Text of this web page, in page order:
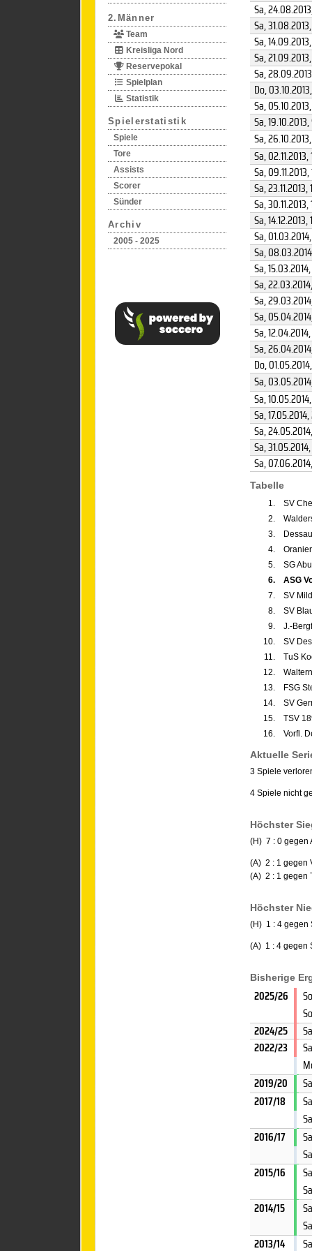
2.Männer
Team
Kreisliga Nord
Reservepokal
Spielplan
Statistik
Spielerstatistik
Spiele
Tore
Assists
Scorer
Sünder
Archiv
2005 - 2025
Sa, 24.08.2013
Sa, 31.08.2013
Sa, 14.09.2013
Sa, 21.09.2013
Sa, 28.09.2013
Do, 03.10.2013
Sa, 05.10.2013
Sa, 19.10.2013,
Sa, 26.10.2013
Sa, 02.11.2013,
Sa, 09.11.2013,
Sa, 23.11.2013,
Sa, 30.11.2013,
Sa, 14.12.2013,
Sa, 01.03.2014
Sa, 08.03.2014
Sa, 15.03.2014
Sa, 22.03.2014
Sa, 29.03.2014
Sa, 05.04.2014
Sa, 12.04.2014
Sa, 26.04.2014
Do, 01.05.2014
Sa, 03.05.2014
Sa, 10.05.2014
Sa, 17.05.2014,
Sa, 24.05.2014
Sa, 31.05.2014
Sa, 07.06.2014
Tabelle
1.
SV
2.
3.
4.
5.
SG
6.
ASG
7.
SV
8.
SV
9.
J.-
10.
SV
11.
TuS
12.
13.
FSG
14.
SV
15.
TSV
16.
Vorfl.
Aktuelle
3 Spiele
4 Spiele nicht
Höchster
(H) 7 : 0 gegen
(A) 2 : 1 gegen
(A) 2 : 1 gegen
Höchster
(H) 1 : 4 gegen
(A) 1 : 4 gegen
Bisherige
2025/26
2024/25
2022/23
2019/20
2017/18
2016/17
2015/16
2014/15
2013/14